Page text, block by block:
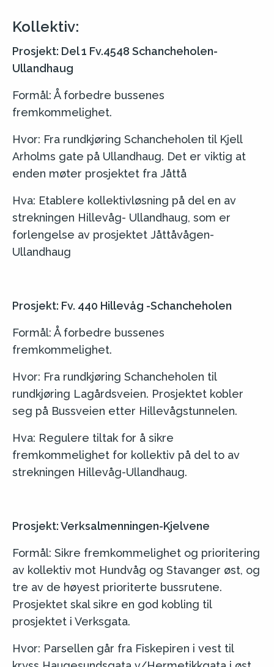
Kollektiv:
Prosjekt: Del 1 Fv.4548 Schancheholen-
Ullandhaug
Formål: Å forbedre bussenes
fremkommelighet.
Hvor: Fra rundkjøring Schancheholen til Kjell
Arholms gate på Ullandhaug. Det er viktig at
enden møter prosjektet fra Jåttå
Hva: Etablere kollektivløsning på del en av
strekningen Hillevåg- Ullandhaug, som er
forlengelse av prosjektet Jåttåvågen-
Ullandhaug
Prosjekt: Fv. 440 Hillevåg -Schancheholen
Formål: Å forbedre bussenes
fremkommelighet.
Hvor: Fra rundkjøring Schancheholen til
rundkjøring Lagårdsveien. Prosjektet kobler
seg på Bussveien etter Hillevågstunnelen.
Hva: Regulere tiltak for å sikre
fremkommelighet for kollektiv på del to av
strekningen Hillevåg-Ullandhaug.
Prosjekt: Verksalmenningen-Kjelvene
Formål: Sikre fremkommelighet og prioritering
av kollektiv mot Hundvåg og Stavanger øst, og
tre av de høyest prioriterte bussrutene.
Prosjektet skal sikre en god kobling til
prosjektet i Verksgata.
Hvor: Parsellen går fra Fiskepiren i vest til